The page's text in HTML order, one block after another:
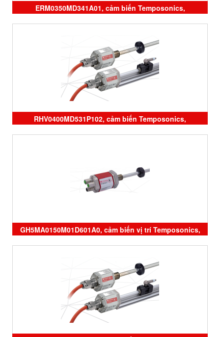
ERM0350MD341A01, cảm biến Temposonics,
RHM0310MD531P102, RHM0600MD531P102 , sensor
lý Temposonics
RHV0400MD531P102, cảm biến Temposonics,
ERM0600MD341A01, ERM0350MD341A01, đại lý
GH5MA0150M01D601A0, cảm biến vị trí Temposonics,